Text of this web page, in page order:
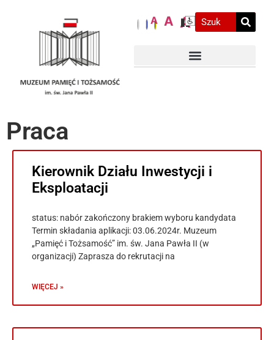
A A A
Praca
Kierownik Działu Inwestycji i
Eksploatacji
status: nabór zakończony brakiem wyboru kandydata
Termin składania aplikacji: 03.06.2024r. Muzeum
„Pamięć i Tożsamość” im. św. Jana Pawła II (w
organizacji) Zaprasza do rekrutacji na
WIĘCEJ »